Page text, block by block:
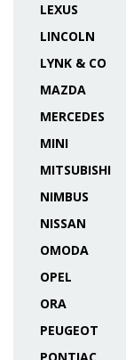
LEXUS
LINCOLN
LYNK & CO
MAZDA
MERCEDES
MINI
MITSUBISHI
NIMBUS
NISSAN
OMODA
OPEL
ORA
PEUGEOT